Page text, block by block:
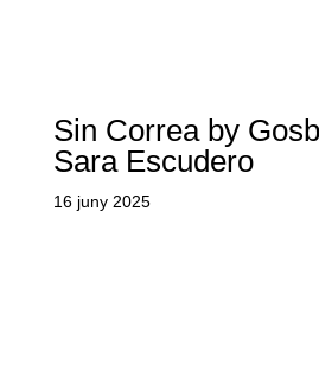
Sin Correa by
Sara Escudero
16 juny 2025